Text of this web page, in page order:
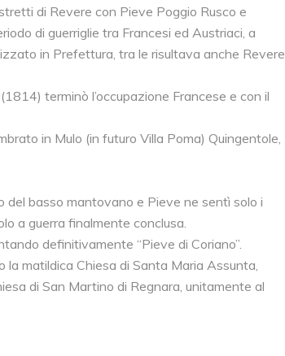
di Revere con Pieve Poggio Rusco e
di guerriglie tra Francesi ed Austriaci, a
in Prefettura, tra le risultava anche Revere
terminò l’occupazione Francese e con il
in Mulo (in futuro Villa Poma) Quingentole,
del basso mantovano e Pieve ne sentì solo i
a guerra finalmente conclusa.
definitivamente “Pieve di Coriano”.
la matildica Chiesa di Santa Maria Assunta,
di San Martino di Regnara, unitamente al